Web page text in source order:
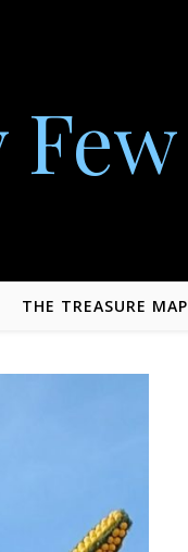
Few
THE TREASURE MAP